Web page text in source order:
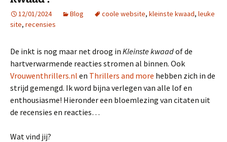
12/01/2024 Blog coole website, kleinste kwaad, leuke
site, recensies
De inkt is nog maar net droog in Kleinste kwaadof de
hartverwarmende reacties stromen al binnen. Ook
Vrouwenthrillers.nl en Thrillers and more hebben zich in de
strijd gemengd. Ik word bijna verlegen van alle lof en
enthousiasme! Hieronder een bloemlezing van citaten uit
de recensies en reacties…
Wat vind jij?